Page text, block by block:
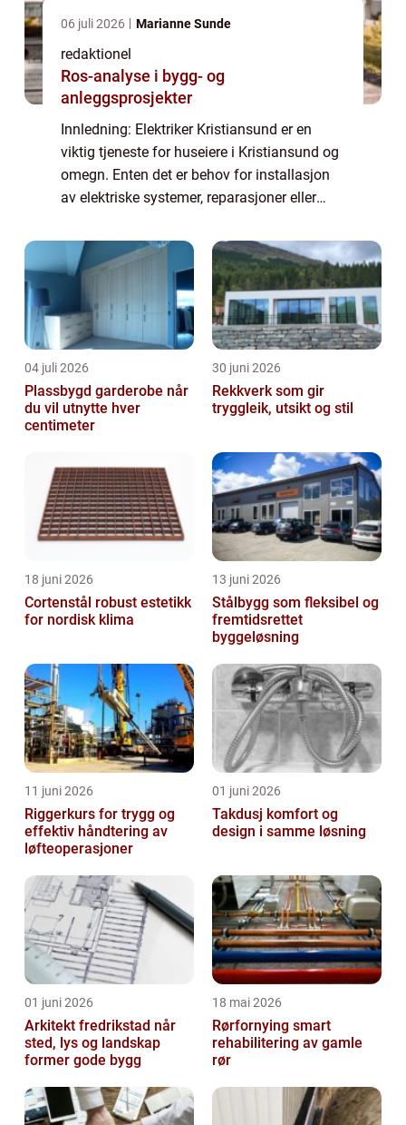
06 juli 2026 Marianne Sunde
redaktionel
Ros-analyse i bygg- og
anleggsprosjekter
Innledning: Elektriker Kristiansund er en
viktig tjeneste for huseiere i Kristiansund og
omegn. Enten det er behov for installasjon
av elektriske systemer, reparasjoner eller
en pålitelig og kompetent elek...
04 juli 2026
Plassbygd garderobe når
du vil utnytte hver
centimeter
30 juni 2026
Rekkverk som gir
tryggleik, utsikt og stil
18 juni 2026
Cortenstål robust estetikk
for nordisk klima
13 juni 2026
Stålbygg som fleksibel og
fremtidsrettet
byggeløsning
11 juni 2026
Riggerkurs for trygg og
effektiv håndtering av
løfteoperasjoner
01 juni 2026
Takdusj komfort og
design i samme løsning
01 juni 2026
Arkitekt fredrikstad når
sted, lys og landskap
former gode bygg
18 mai 2026
Rørfornying smart
rehabilitering av gamle
rør